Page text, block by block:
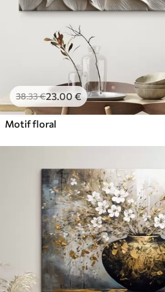
38.33€23.00 €
Motif floral